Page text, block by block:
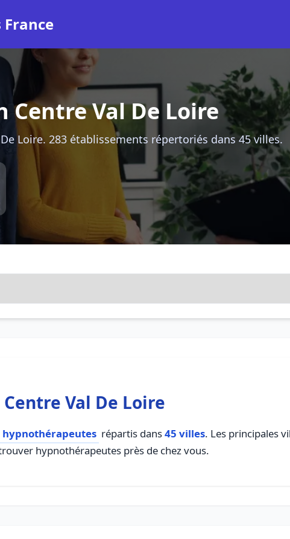
Val De Loire
Loire. 283 établissements répertoriés dans 45 villes.
Val De Loire
hypnothérapeutes répartis dans45 villes. Les principales
hypnothérapeutes près de chez vous.